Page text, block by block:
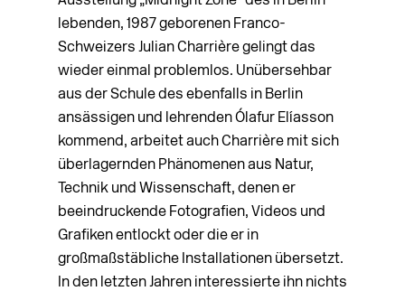
lebenden, 1987 geborenen Franco-
Schweizers Julian Charrière gelingt das
wieder einmal problemlos. Unübersehbar
aus der Schule des ebenfalls in Berlin
ansässigen und lehrenden Ólafur Elíasson
kommend, arbeitet auch Charrière mit sich
überlagernden Phänomenen aus Natur,
Technik und Wissenschaft, denen er
beeindruckende Fotografien, Videos und
Grafiken entlockt oder die er in
großmaßstäbliche Installationen übersetzt.
In den letzten Jahren interessierte ihn nichts